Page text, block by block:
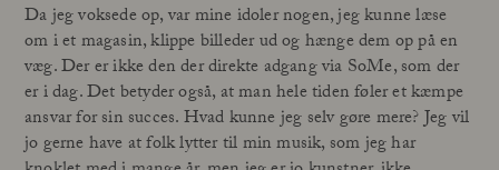
Da jeg voksede op, var mine idoler nogen, jeg kunne læse
om i et magasin, klippe billeder ud og hænge dem op på en
væg. Der er ikke den der direkte adgang via SoMe, som der
er i dag. Det betyder også, at man hele tiden føler et kæmpe
ansvar for sin succes. Hvad kunne jeg selv gøre mere? Jeg vil
jo gerne have at folk lytter til min musik, som jeg har